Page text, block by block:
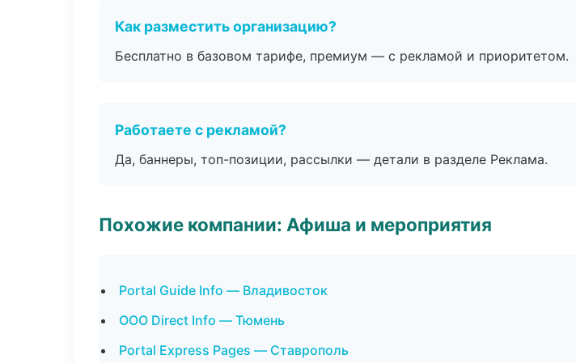
Как разместить организацию?
Бесплатно в базовом тарифе, премиум — с рекламой и приоритетом.
Работаете с рекламой?
Да, баннеры, топ-позиции, рассылки — детали в разделе Реклама.
Похожие компании: Афиша и мероприятия
Portal Guide Info — Владивосток
ООО Direct Info — Тюмень
Portal Express Pages — Ставрополь